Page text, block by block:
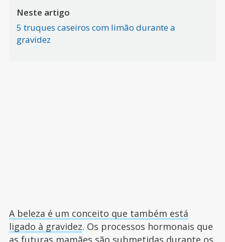
Neste artigo
5 truques caseiros com limão durante a
gravidez
A beleza é um conceito que também está
ligado à gravidez. Os processos hormonais que
as futuras mamães são submetidas durante os